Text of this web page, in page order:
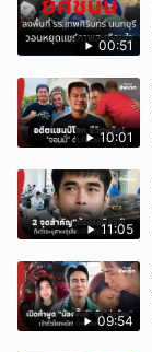
00:51
10:01
11:05
09:54